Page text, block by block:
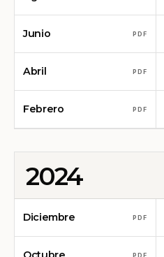
Junio PDF
Abril PDF
Febrero PDF
2024
Diciembre PDF
PDF